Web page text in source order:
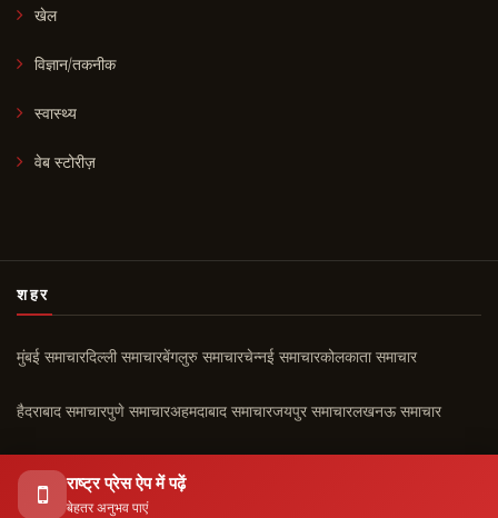
राष्ट्र प्रेस ऐप में पढ़ें
बेहतर अनुभव पाएं
खेल
विज्ञान/तकनीक
स्वास्थ्य
वेब स्टोरीज़
शहर
मुंबई समाचारदिल्ली समाचारबेंगलुरु समाचारचेन्नई समाचारकोलकाता समाचार
हैदराबाद समाचारपुणे समाचारअहमदाबाद समाचारजयपुर समाचारलखनऊ समाचार
चंडीगढ़ समाचार